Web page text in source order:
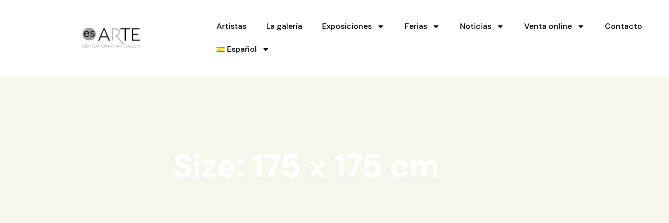
Artistas La galería Exposiciones Ferias Noticias Venta online Contacto
Español